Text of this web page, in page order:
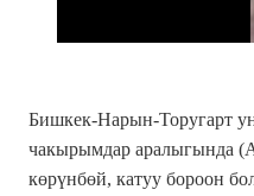
Бишкек-Нарын-Торугарт
чакырымдар аралыгында
көрүнбөй, катуу бороон